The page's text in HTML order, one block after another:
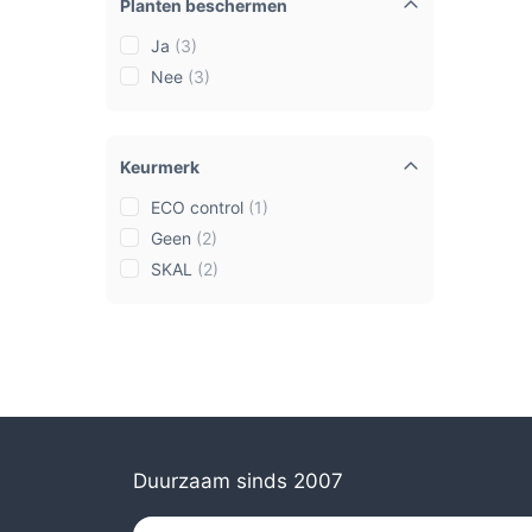
Planten beschermen
Ja (3)
Nee (3)
Keurmerk
ECO control (1)
Geen (2)
SKAL (2)
Duurzaam sinds 2007